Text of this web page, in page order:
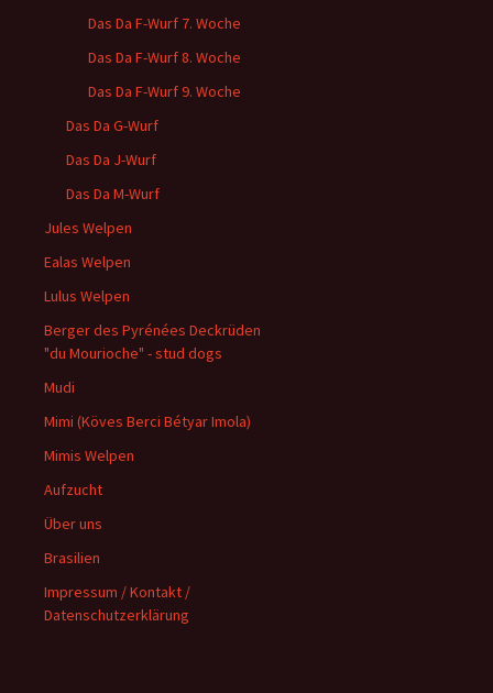
Das Da F-Wurf 7. Woche
Das Da F-Wurf 8. Woche
Das Da F-Wurf 9. Woche
Das Da G-Wurf
Das Da J-Wurf
Das Da M-Wurf
Jules Welpen
Ealas Welpen
Lulus Welpen
Berger des Pyrénées Deckrüden
"du Mourioche" - stud dogs
Mudi
Mimi (Köves Berci Bétyar Imola)
Mimis Welpen
Aufzucht
Über uns
Brasilien
Impressum / Kontakt /
Datenschutzerklärung